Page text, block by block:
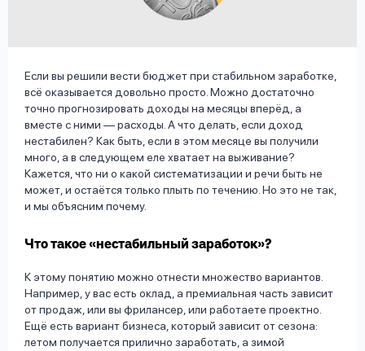
Если вы решили вести бюджет при стабильном заработке,
всё оказывается довольно просто. Можно достаточно
точно прогнозировать доходы на месяцы вперёд, а
вместе с ними — расходы. А что делать, если доход
нестабилен? Как быть, если в этом месяце вы получили
много, а в следующем еле хватает на выживание?
Кажется, что ни о какой систематизации и речи быть не
может, и остаётся только плыть по течению. Но это не так,
и мы объясним почему.
Что такое «нестабильный заработок»?
К этому понятию можно отнести множество вариантов.
Например, у вас есть оклад, а премиальная часть зависит
от продаж, или вы фрилансер, или работаете проектно.
Ещё есть вариант бизнеса, который зависит от сезона:
летом получается прилично заработать, а зимой
Оформить заявку
Войти под другим номером
Ответы
на
вопросы